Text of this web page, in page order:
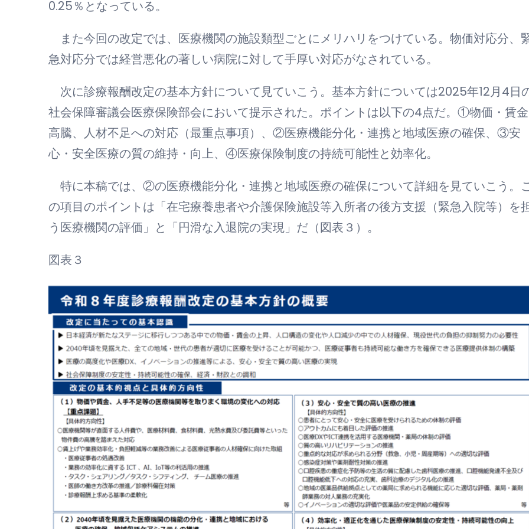
0.25％となっている。
また今回の改定では、医療機関の施設類型ごとにメリハリをつけている。物価対応分、
急対応分では経営悪化の著しい病院に対して手厚い対応がなされている。
次に診療報酬改定の基本方針について見ていこう。基本方針については2025年12月4日
社会保障審議会医療保険部会において提示された。ポイントは以下の4点だ。①物価・賃金
高騰、人材不足への対応（最重点事項）、②医療機能分化・連携と地域医療の確保、③安
心・安全医療の質の維持・向上、④医療保険制度の持続可能性と効率化。
特に本稿では、②の医療機能分化・連携と地域医療の確保について詳細を見ていこう。
の項目のポイントは「在宅療養患者や介護保険施設等入所者の後方支援（緊急入院等）を
う医療機関の評価」と「円滑な入退院の実現」だ（図表３）。
図表３